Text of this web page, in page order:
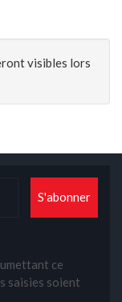
visibles lors
ce
saisies soient